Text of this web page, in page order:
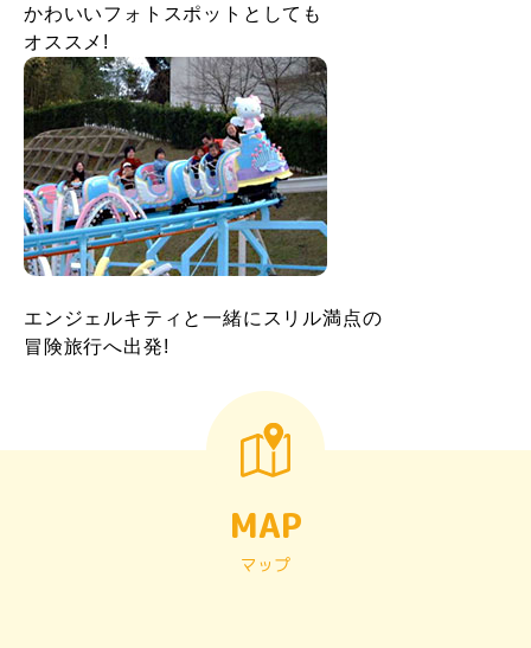
かわいいフォトスポットとしても
オススメ!
エンジェルキティと一緒にスリル満点の
冒険旅行へ出発!
MAP
マップ